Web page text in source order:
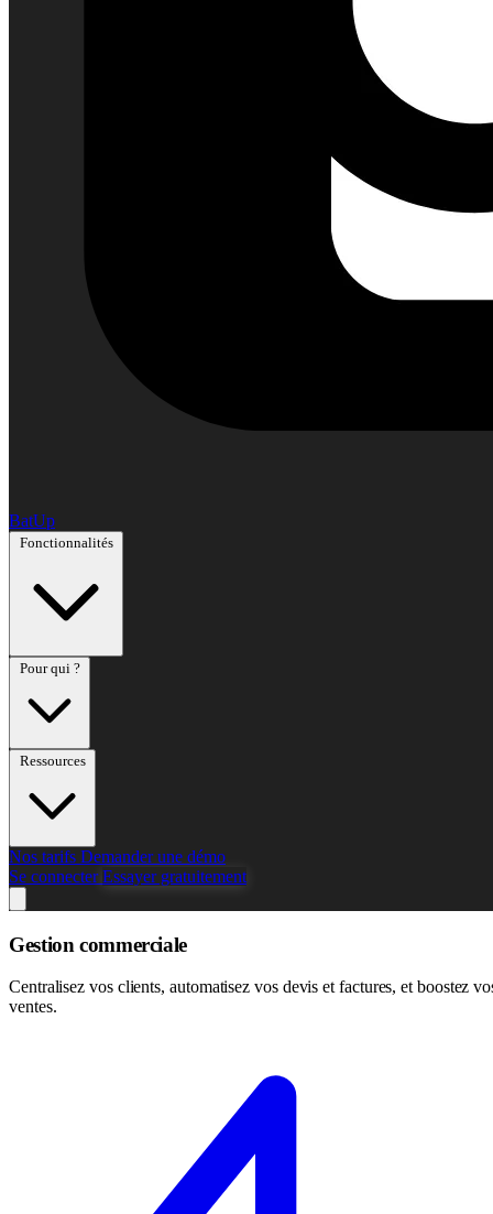
BatUp
Fonctionnalités
Pour qui ?
Ressources
Nos tarifs Demander une démo
Se connecterEssayer gratuitement
Gestion commerciale
Centralisez vos clients, automatisez vos devis et factures, et boostez
ventes.